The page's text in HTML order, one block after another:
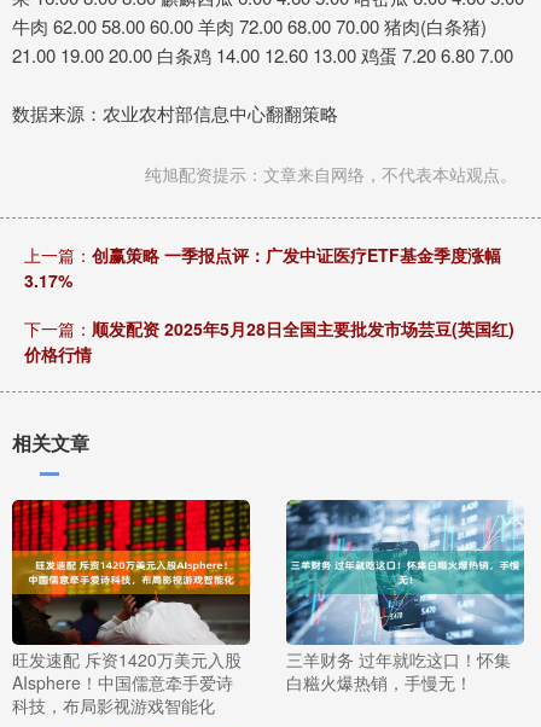
牛肉 62.00 58.00 60.00 羊肉 72.00 68.00 70.00 猪肉(白条猪)
21.00 19.00 20.00 白条鸡 14.00 12.60 13.00 鸡蛋 7.20 6.80 7.00
数据来源：农业农村部信息中心翻翻策略
纯旭配资提示：文章来自网络，不代表本站观点。
上一篇： 创赢策略 一季报点评：广发中证医疗ETF基金季度涨幅
3.17%
下一篇： 顺发配资 2025年5月28日全国主要批发市场芸豆(英国红)
价格行情
相关文章
旺发速配 斥资1420万美元入股
AIsphere！中国儒意牵手爱诗
科技，布局影视游戏智能化
三羊财务 过年就吃这口！怀集
白糍火爆热销，手慢无！